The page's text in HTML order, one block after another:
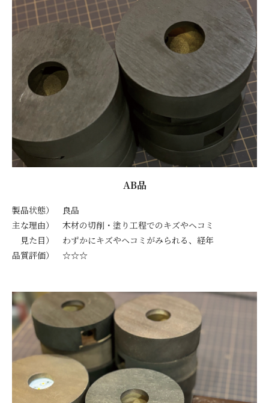
AB品
製品状態） 良品
主な理由） 木材の切削・塗り工程でのキズやヘコミ
見た目） わずかにキズやヘコミがみられる、経年
品質評価） ☆☆☆